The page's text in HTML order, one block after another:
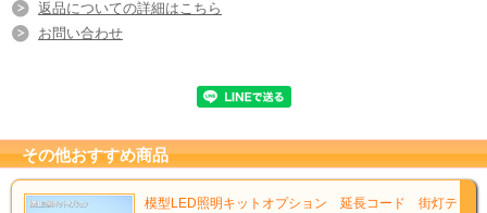
返品についての詳細はこちら
お問い合わせ
その他おすすめ商品
模型LED照明キットオプション 延長コード 街灯テ